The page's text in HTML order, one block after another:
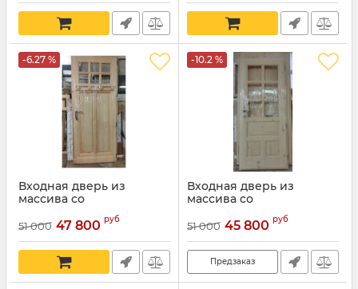
-6.27 %
Входная дверь из
массива со
51 000 47 800 руб
-10.2 %
Входная дверь из
массива со
Артикул: 13
51 000 45 800 руб
Предзаказ